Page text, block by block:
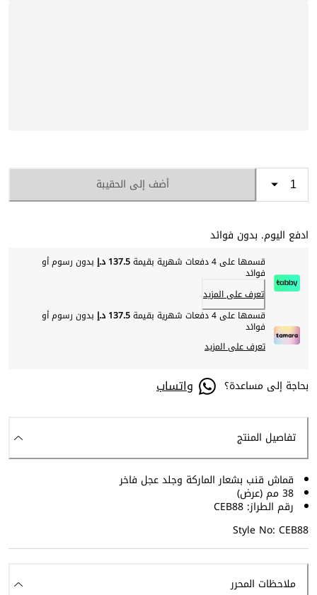
أضف إلى الحقيبة
ادفع اليوم. بدون فوائد
قسمها على 4 دفعات شهرية بقيمة 137.5 د.إ بدون رسوم أو
فوائد
تعرف على المزيد
قسمها على 4 دفعات شهرية بقيمة
137.5 د.إ بدون رسوم أو
فوائد
تعرف على المزيد
بحاجة إلى مساعدة؟ واتساب
تفاصيل المنتج
قماش قنب بشعار الماركة وجلد عجل فاخر
38 مم (عرض)
رقم الطراز: CEB88
Style No: CEB88
ملاحظات المحرر